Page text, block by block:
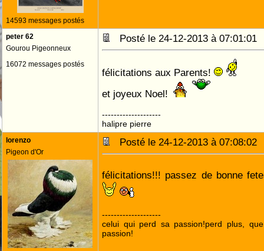
14593 messages postés
peter 62
Gourou Pigeonneux
16072 messages postés
Posté le 24-12-2013 à
félicitations aux Parents!
et joyeux Noel!
--------------------
halipre pierre
lorenzo
Pigeon d'Or
Posté le 24-12-2013 à
félicitations!!! passez de bonne
--------------------
celui qui perd sa passion!perd plus,
passion!